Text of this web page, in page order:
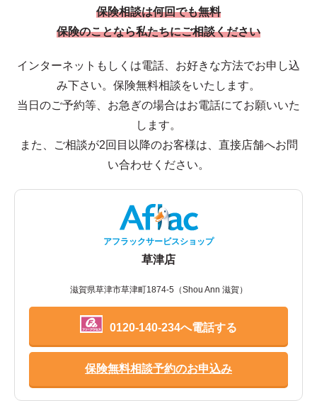
保険相談は何回でも無料
保険のことなら私たちにご相談ください
インターネットもしくは電話、お好きな方法でお申し込
み下さい。保険無料相談をいたします。
当日のご予約等、お急ぎの場合はお電話にてお願いいた
します。
また、ご相談が2回目以降のお客様は、直接店舗へお問
い合わせください。
アフラックサービスショップ
草津店
滋賀県草津市草津町1874-5（Shou Ann 滋賀）
0120-140-234へ電話する
保険無料相談予約のお申込み